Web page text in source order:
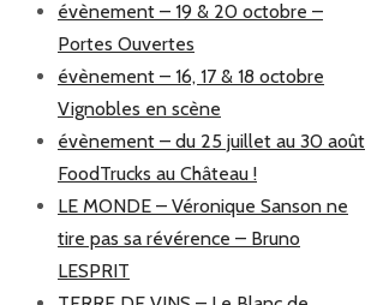
évènement – 19 & 20 octobre –
Portes Ouvertes
évènement – 16, 17 & 18 octobre
Vignobles en scène
évènement – du 25 juillet au 30 août
FoodTrucks au Château !
LE MONDE – Véronique Sanson ne
tire pas sa révérence – Bruno
LESPRIT